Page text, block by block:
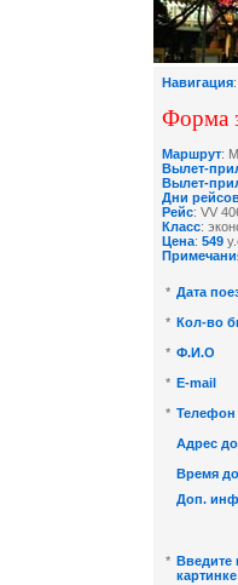
Навигация:
Форма
Маршрут:
Вылет-
Вылет-
Дни
Рейс: VV
Класс:
Цена: 549
* Дата
* Кол-во
* Ф.И.О
* E-mail
* Телефон
Адрес
Время
Доп.
* Введите
картинке